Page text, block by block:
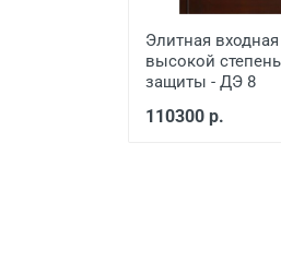
Элитная
высокой
защиты - ДЭ 8
110300 р.